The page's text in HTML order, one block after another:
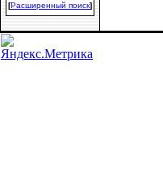
[Расширенный поиск]